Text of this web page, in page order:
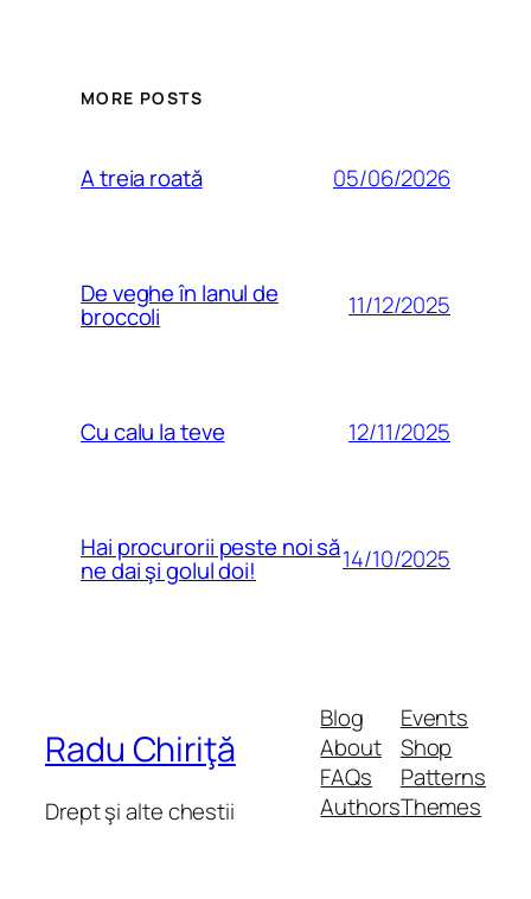
MORE POSTS
A treia roată 05/06/2026
De veghe în lanul de
broccoli 11/12/2025
Cu calu la teve 12/11/2025
Hai procurorii peste noi să
ne dai şi golul doi! 14/10/2025
Radu Chiriţă
Drept şi alte chestii
Blog
About
FAQs
Authors
Events
Shop
Patterns
Themes